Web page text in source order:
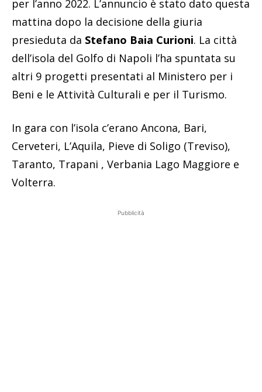
per l’anno 2022. L’annuncio è stato dato questa
mattina dopo la decisione della giuria
presieduta da Stefano Baia Curioni. La città
dell’isola del Golfo di Napoli l’ha spuntata su
altri 9 progetti presentati al Ministero per i
Beni e le Attività Culturali e per il Turismo.
In gara con l’isola c’erano Ancona, Bari,
Cerveteri, L’Aquila, Pieve di Soligo (Treviso),
Taranto, Trapani , Verbania Lago Maggiore e
Volterra.
Pubblicità